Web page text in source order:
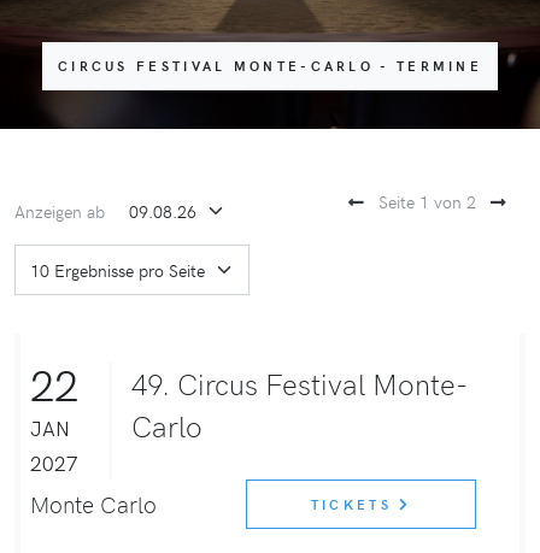
CIRCUS FESTIVAL MONTE-CARLO - TERMINE
Anzeigen ab Seite 1 von 2
22
JAN
2027
49. Circus Festival Monte-
Carlo
Monte Carlo TICKETS